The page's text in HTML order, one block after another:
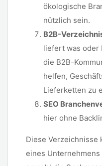
ökologische
nützlich sein.
B2B-
liefert was oder
die B2B-
helfen,
Lieferketten zu
SEO
hier ohne
Diese Verzeichnisse
eines